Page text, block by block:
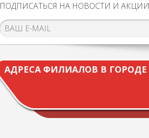
ПОДПИСАТЬСЯ НА НОВОСТИ И АКЦИИ
АДРЕСА ФИЛИАЛОВ В ГОРОДЕ